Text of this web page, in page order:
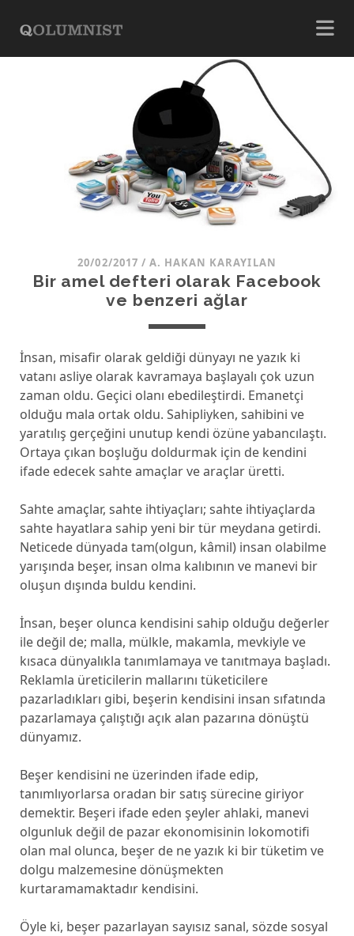
20/02/2017 / A. HAKAN KARAYILAN
Bir amel defteri olarak Facebook
ve benzeri ağlar
İnsan, misafir olarak geldiği dünyayı ne yazık ki
vatanı asliye olarak kavramaya başlayalı çok uzun
zaman oldu. Geçici olanı ebedileştirdi. Emanetçi
olduğu mala ortak oldu. Sahipliyken, sahibini ve
yaratılış gerçeğini unutup kendi özüne yabancılaştı.
Ortaya çıkan boşluğu doldurmak için de kendini
ifade edecek sahte amaçlar ve araçlar üretti.
Sahte amaçlar, sahte ihtiyaçları; sahte ihtiyaçlarda
sahte hayatlara sahip yeni bir tür meydana getirdi.
Neticede dünyada tam(olgun, kâmil) insan olabilme
yarışında beşer, insan olma kalıbının ve manevi bir
oluşun dışında buldu kendini.
İnsan, beşer olunca kendisini sahip olduğu değerler
ile değil de; malla, mülkle, makamla, mevkiyle ve
kısaca dünyalıkla tanımlamaya ve tanıtmaya başladı.
Reklamla üreticilerin mallarını tüketicilere
pazarladıkları gibi, beşerin kendisini insan sıfatında
pazarlamaya çalıştığı açık alan pazarına dönüştü
dünyamız.
Beşer kendisini ne üzerinden ifade edip,
tanımlıyorlarsa oradan bir satış sürecine giriyor
demektir. Beşeri ifade eden şeyler ahlaki, manevi
olgunluk değil de pazar ekonomisinin lokomotifi
olan mal olunca, beşer de ne yazık ki bir tüketim ve
dolgu malzemesine dönüşmekten
kurtaramamaktadır kendisini.
Öyle ki, beşer pazarlayan sayısız sanal, sözde sosyal